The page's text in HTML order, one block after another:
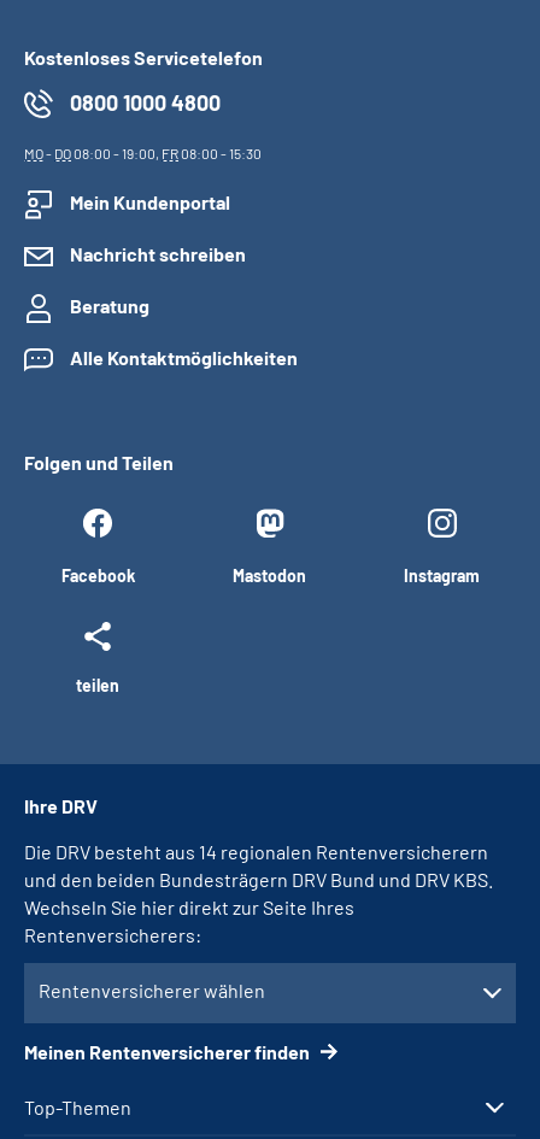
Kostenloses Servicetelefon
0800 1000 4800
MO- DO08:00 - 19:00, FR08:00 - 15:30
Mein Kundenportal
Nachricht schreiben
Beratung
Alle Kontaktmöglichkeiten
Folgen und Teilen
Facebook Mastodon Instagram
teilen
Top-Themen
Ihre DRV
Die DRV besteht aus 14 regionalen Rentenversicherern
und den beiden Bundesträgern DRV Bund und DRV KBS.
Wechseln Sie hier direkt zur Seite Ihres
Rentenversicherers:
Rentenversicherer wählen
Meinen Rentenversicherer finden